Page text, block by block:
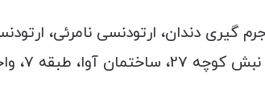
گیری دندان، ارتودنسی نامرئی،
طبقه 7، واحد 73